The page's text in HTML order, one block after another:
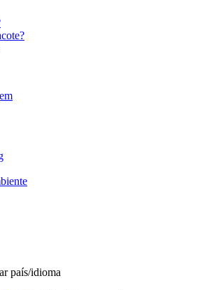
país/idioma